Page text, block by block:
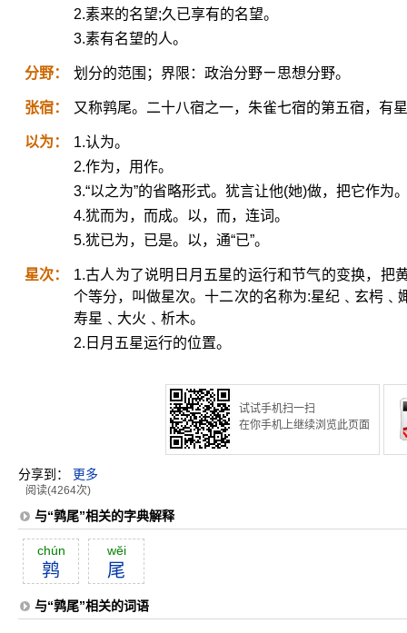
2.素来的名望;久已享有的名望。
3.素有名望的人。
分野： 划分的范围；界限：政治分野ㄧ思想分野。
张宿： 又称鹑尾。二十八宿之一，朱雀七宿的第五宿，有
以为：
1.认为。
2.作为，用作。
3.“以之为”的省略形式。犹言让他(她)做，把它作为
4.犹而为，而成。以，而，连词。
5.犹已为，已是。以，通“已”。
星次：
1.古人为了说明日月五星的运行和节气的变换，把
个等分，叫做星次。十二次的名称为:星纪﹑玄枵
寿星﹑大火﹑析木。
2.日月五星运行的位置。
试试手机扫一扫
在你手机上继续浏览此页面
分享到： 更多
阅读(4264次)
与“鹑尾”相关的字典解释
chún
鹑
wĕi
尾
与“鹑尾”相关的词语